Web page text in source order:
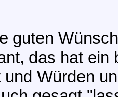
guten
das hat ein
und Würden